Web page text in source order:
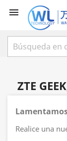

ZTE
Realice una